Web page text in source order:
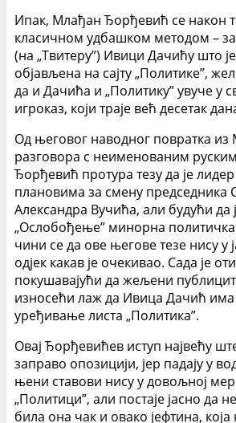
Ипак, Млађан Ђорђевић се након
класичном удбашком методом –
(на „Твитеру”) Ивици Дачићу што
објављена на сајту „Политике”,
да и Дачића и „Политику” увуче у
игроказ, који траје већ десетак
Од његовог наводног повратка из
разговора с неименованим
Ђорђевић протура тезу да је
плановима за смену председника
Александра Вучића, али будући да
„Ослобођење” минорна политичка
чини се да ове његове тезе нису у
одјек какав је очекивао. Сада је
покушавајући да жељени
износећи лаж да Ивица Дачић има
уређивање листа „Политика”.
Овај Ђорђевићев иступ највећу
заправо опозицији, јер падају у
њени ставови нису у довољној
„Политици”, али постаје јасно да
била она чак и овако јефтина,